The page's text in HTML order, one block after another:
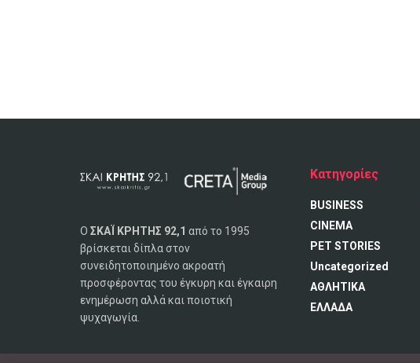
Ο ΣΚΑΪ ΚΡΗΤΗΣ 92,1 από το 1995
βρίσκεται δίπλα στον
συνειδητοποιημένο ακροατή
προσφέροντας του έγκυρη και έγκαιρη
ενημέρωση αλλά και ποιοτική
ψυχαγωγία.
Κατηγορίες
BUSINESS
CINEMA
PET STORIES
Uncategorized
ΑΘΛΗΤΙΚΑ
ΕΛΛΑΔΑ